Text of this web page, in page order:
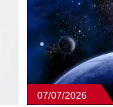
07/07/2026